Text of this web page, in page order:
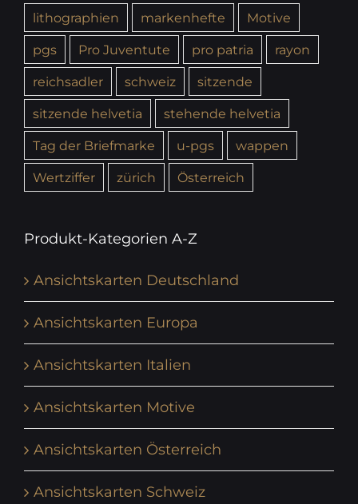
lithographien
markenhefte
Motive
pgs
Pro Juventute pro patria
rayon
reichsadler
schweiz
sitzende
sitzende helvetia
stehende helvetia
Tag der Briefmarke
u-pgs
wappen
Wertziffer
zürich Österreich
Produkt-Kategorien A-Z
Ansichtskarten Deutschland
Ansichtskarten Europa
Ansichtskarten Italien
Ansichtskarten Motive
Ansichtskarten Österreich
Ansichtskarten Schweiz